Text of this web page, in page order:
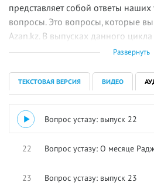
представляет собой ответы наших
вопросы. Это вопросы, которые вы
Azan.kz. В выпусках данного
вопросы по категориям, аРазвернуть
ТЕКСТОВАЯ ВЕРСИЯ ВИДЕО
21 Вопрос устазу: выпуск 22
22 Вопрос устазу: О месяце
23 Вопрос устазу: выпуск 23